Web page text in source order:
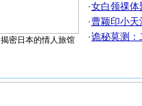
揭密日本的情人旅馆
·女白领祼体
·曹颖印小天
·诡秘莫测：